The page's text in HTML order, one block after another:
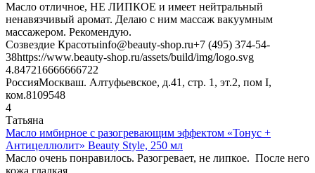
Масло отличное, НЕ ЛИПКОЕ и имеет нейтральный
ненавязчивый аромат. Делаю с ним массаж вакуумным
массажером. Рекомендую.
Созвездие Красотыinfo@beauty-shop.ru+7 (495) 374-54-
38https://www.beauty-shop.ru/assets/build/img/logo.svg
4.847216666666722
РоссияМоскваш. Алтуфьевское, д.41, стр. 1, эт.2, пом I,
ком.8109548
4
Татьяна
Масло имбирное с разогревающим эффектом «Тонус +
Антицеллюлит» Beauty Style, 250 мл
Масло очень понравилось. Разогревает, не липкое. После него
кожа гладкая.